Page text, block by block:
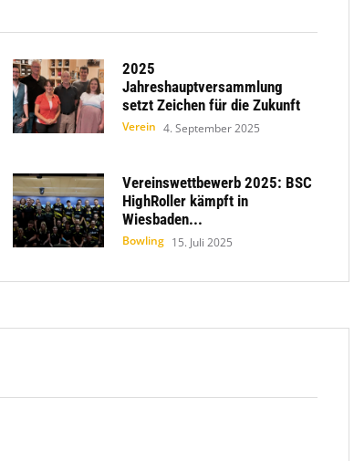
2025
Jahreshauptversammlung
setzt Zeichen für die Zukunft
Verein 4. September 2025
Vereinswettbewerb 2025: BSC
HighRoller kämpft in
Wiesbaden...
Bowling 15. Juli 2025